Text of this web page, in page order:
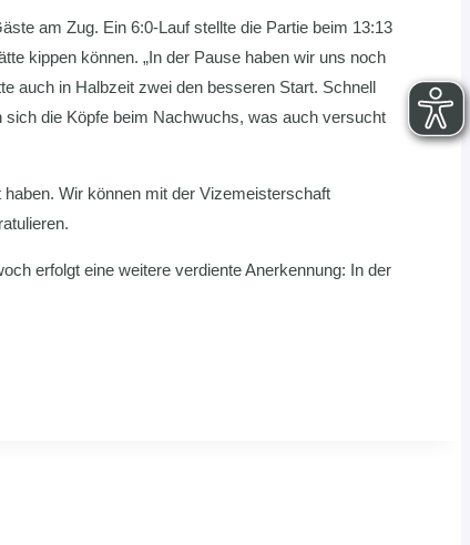
am Zug. Ein 6:0-Lauf stellte die Partie beim 13:13
kippen können. „In der Pause haben wir uns noch
auch in Halbzeit zwei den besseren Start. Schnell
sich die Köpfe beim Nachwuchs, was auch versucht
Wir können mit der Vizemeisterschaft
erfolgt eine weitere verdiente Anerkennung: In der